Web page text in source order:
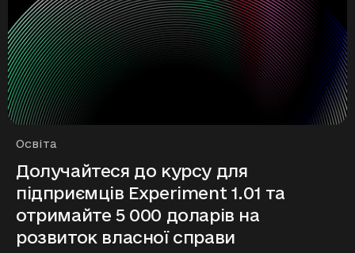
Рубрики
Освіта
Долучайтеся до курсу для
підприємців Experiment 1.01 та
отримайте 5 000 доларів на
розвиток власної справи